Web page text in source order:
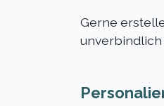
Gerne
unverbindlich